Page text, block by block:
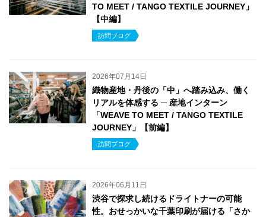
TO MEET / TANGO TEXTILE JOURNEY」
【中編】
訪問ブログ
2026年07月14日
織物産地・丹後の「中」へ踏み込み、働く
リアルを体感する ─ 産地インターン
「WEAVE TO MEET / TANGO TEXTILE
JOURNEY」【前編】
訪問ブログ
2026年06月11日
渋谷で探求し続けるドライトナーの可能
性。おせっかいな千葉印刷が届ける「さか